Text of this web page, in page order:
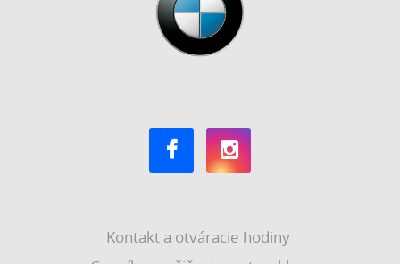
Kontakt a otváracie hodiny